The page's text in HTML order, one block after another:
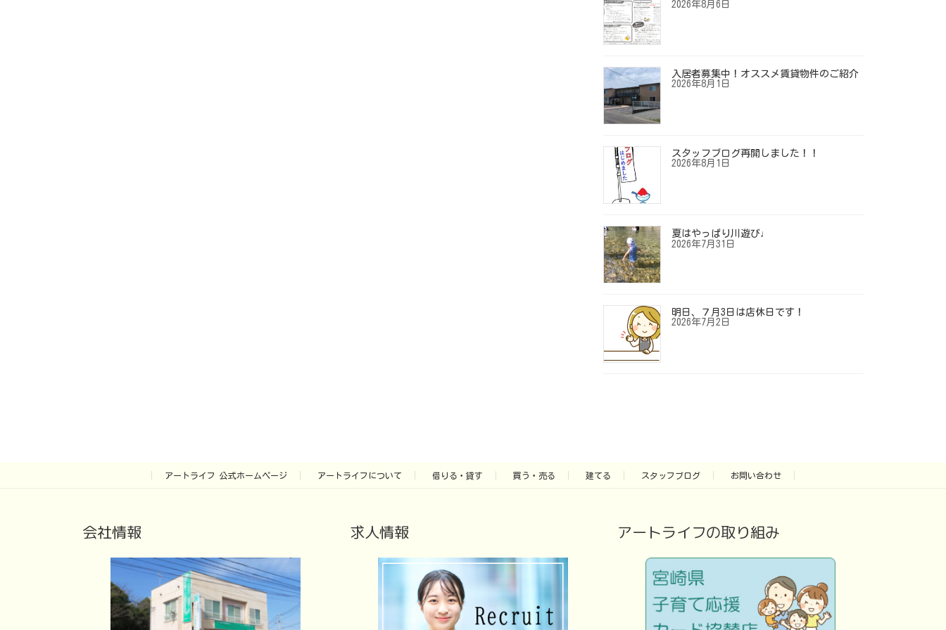
2026年8月6日
入居者募集中！オススメ賃貸物件のご紹介
2026年8月1日
スタッフブログ再開しました！！
2026年8月1日
夏はやっぱり川遊び♩
2026年7月31日
明日、７月3日は店休日です！
2026年7月2日
アートライフ 公式ホームページ アートライフについて 借りる・貸す 買う・売る 建てる スタッフブログ お問い合わせ
会社情報 求人情報 アートライフの取り組み